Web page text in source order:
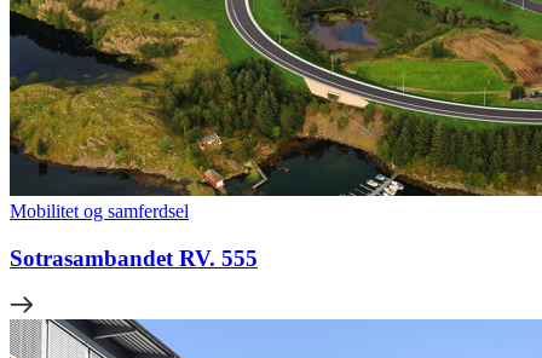
Mobilitet og samferdsel
Sotrasambandet RV. 555